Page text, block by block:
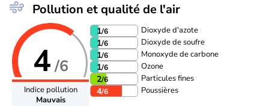
Pollution et qualité de l'air
4/6
Indice pollution
Mauvais
1/6 Dioxyde d'azote
1/6 Dioxyde de soufre
1/6 Monoxyde de carbone
1/6 Ozone
2/6 Particules fines
4/6 Poussières